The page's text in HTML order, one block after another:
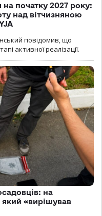
на початку 2027 року:
над вітчизняною
повідомив, що
активної реалізації.
на
«вирішував